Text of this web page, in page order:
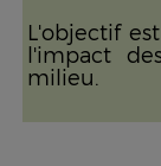
L'objectif
l'impact
milieu.